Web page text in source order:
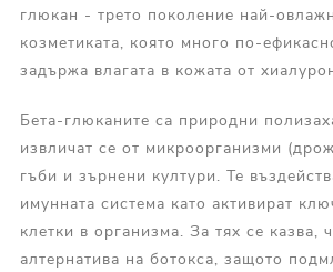
глюкан - трето поколение най-
козметиката, която много по-
задържа влагата в кожата от
Бета-глюканите са природни
извличат се от микроорганизми
гъби и зърнени култури. Те
имунната система като активират
клетки в организма. За тях се казва,
алтернатива на ботокса, защото